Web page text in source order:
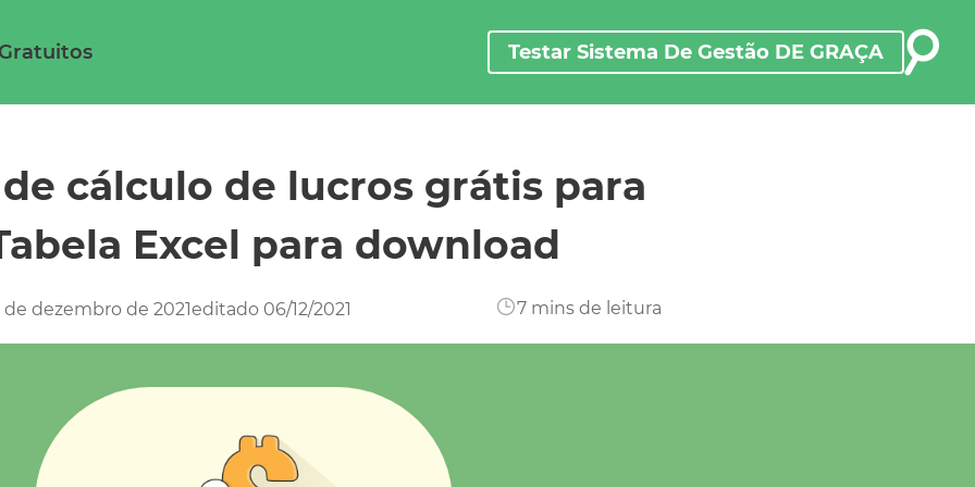
Testar Sistema De Gestão DE GRAÇA
Testar Sistema De Gestão DE GRAÇA
cálculo de lucros grátis para
Excel para download
de dezembro de 2021editado 06/12/2021 7 mins de leitura